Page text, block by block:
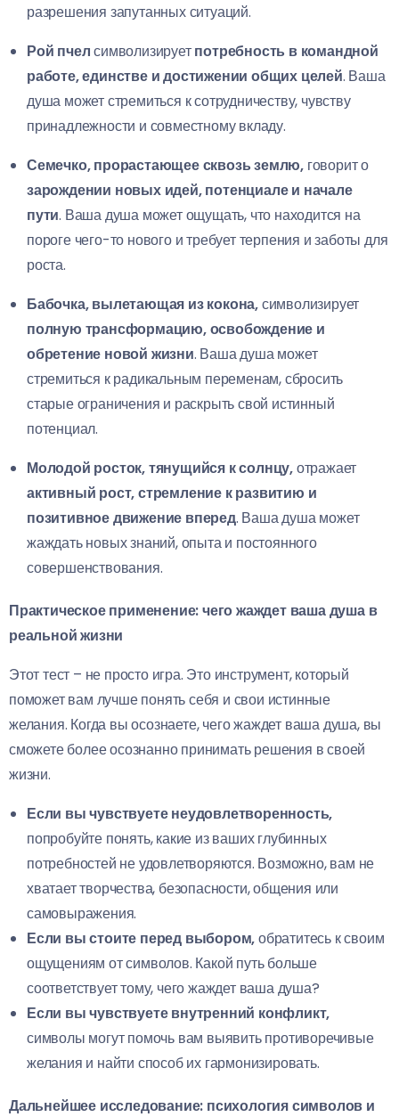
разрешения запутанных ситуаций.
Рой пчелсимволизируетпотребность в командной
работе, единстве и достижении общих целей. Ваша
душа может стремиться к сотрудничеству, чувству
принадлежности и совместному вкладу.
Семечко, прорастающее сквозь землю, говорит о
зарождении новых идей, потенциале и начале
пути. Ваша душа может ощущать, что находится на
пороге чего-то нового и требует терпения и заботы для
роста.
Бабочка, вылетающая из кокона,символизирует
полную трансформацию, освобождение и
обретение новой жизни. Ваша душа может
стремиться к радикальным переменам, сбросить
старые ограничения и раскрыть свой истинный
потенциал.
Молодой росток, тянущийся к солнцу,отражает
активный рост, стремление к развитию и
позитивное движение вперед. Ваша душа может
жаждать новых знаний, опыта и постоянного
совершенствования.
Практическое применение: чего жаждет ваша душа в
реальной жизни
Этот тест – не просто игра. Это инструмент, который
поможет вам лучше понять себя и свои истинные
желания. Когда вы осознаете, чего жаждет ваша душа, вы
сможете более осознанно принимать решения в своей
жизни.
Если вы чувствуете неудовлетворенность,
попробуйте понять, какие из ваших глубинных
потребностей не удовлетворяются. Возможно, вам не
хватает творчества, безопасности, общения или
самовыражения.
Если вы стоите перед выбором,обратитесь к своим
ощущениям от символов. Какой путь больше
соответствует тому, чего жаждет ваша душа?
Если вы чувствуете внутренний конфликт,
символы могут помочь вам выявить противоречивые
желания и найти способ их гармонизировать.
Дальнейшее исследование: психология символов и